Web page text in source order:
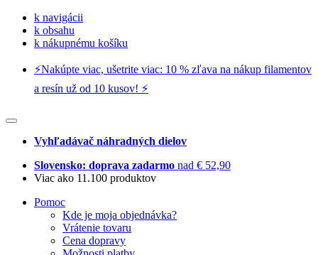
k navigácii
k obsahu
k nákupnému košíku
⚡️Nakúpte viac, ušetrite viac: 10 % zľava na nákup filamentov
a resín už od 10 kusov! ⚡️
Vyhľadávač náhradných dielov
Slovensko: doprava zadarmo nad € 52,90
Viac ako 11.100 produktov
Pomoc
Kde je moja objednávka?
Vrátenie tovaru
Cena dopravy